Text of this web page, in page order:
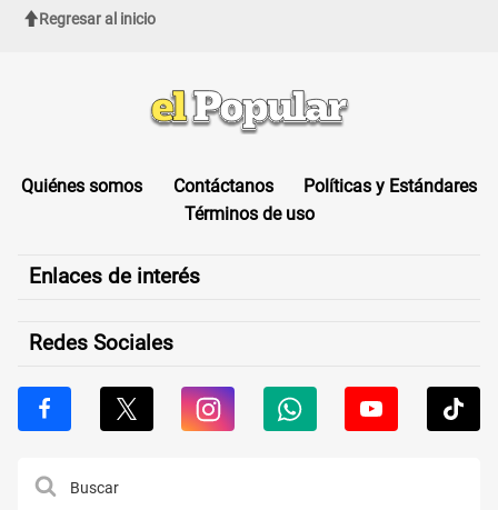
Regresar al inicio
Quiénes somos Contáctanos
Políticas y Estándares
Términos de uso
Enlaces de interés
Redes Sociales